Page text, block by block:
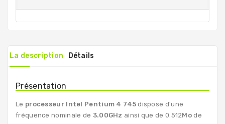
La description Détails
Présentation
Le processeur Intel Pentium 4 745dispose d'une
fréquence nominale de 3.00GHz ainsi que de 0.512Mo de